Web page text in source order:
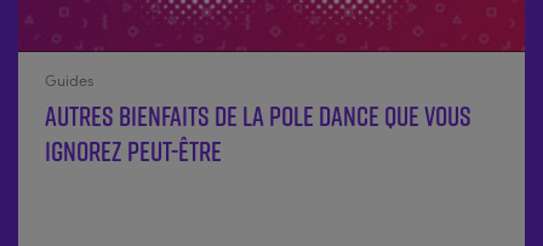
Guides
Autres bienfaits de la pole dance que vous
ignorez peut-être